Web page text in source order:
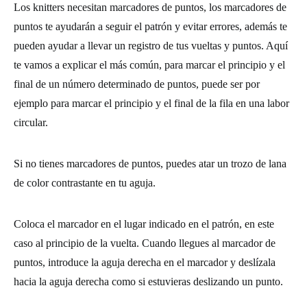
Los knitters necesitan marcadores de puntos, los marcadores de
puntos te ayudarán a seguir el patrón y evitar errores, además te
pueden ayudar a llevar un registro de tus vueltas y puntos. Aquí
te vamos a explicar el más común, para marcar el principio y el
final de un número determinado de puntos, puede ser por
ejemplo para marcar el principio y el final de la fila en una labor
circular.
Si no tienes marcadores de puntos, puedes atar un trozo de lana
de color contrastante en tu aguja.
Coloca el marcador en el lugar indicado en el patrón, en este
caso al principio de la vuelta. Cuando llegues al marcador de
puntos, introduce la aguja derecha en el marcador y deslízala
hacia la aguja derecha como si estuvieras deslizando un punto.